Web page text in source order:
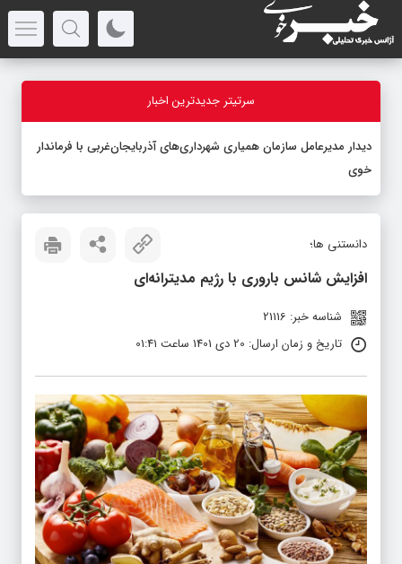
سرتیتر جدیدترین اخبار
دیدار مدیرعامل سازمان همیاری شهرداری‌های آذربایجان‌غربی با فرماندار
خوی
دانستنی ها؛
افزایش شانس باروری با رژیم مدیترانه‌ای
شناسه خبر: 21116
تاریخ و زمان ارسال: 20 دی 1401 ساعت 01:41